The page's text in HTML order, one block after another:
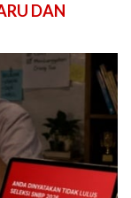
DAN